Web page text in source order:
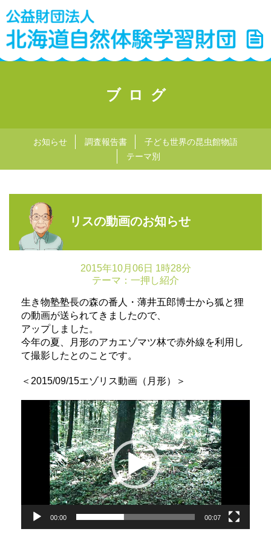
ブログ
お知らせ 調査報告書
子ども世界の昆虫館物語
テーマ別
リスの動画のお知らせ
2015年10月06日 1時28分
テーマ： 一押し紹介
生き物塾塾長の森の番人・薄井五郎博士から狐と狸
の動画が送られてきましたので、
アップしました。
今年の夏、月形のアカエゾマツ林で赤外線を利用し
て撮影したとのことです。
＜2015/09/15エゾリス動画（月形）＞
00:00 00:07